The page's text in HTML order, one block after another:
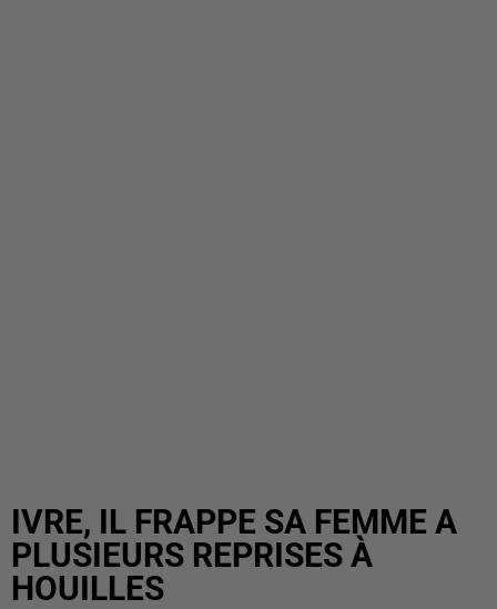
IVRE, IL FRAPPE SA FEMME A
PLUSIEURS REPRISES À
HOUILLES